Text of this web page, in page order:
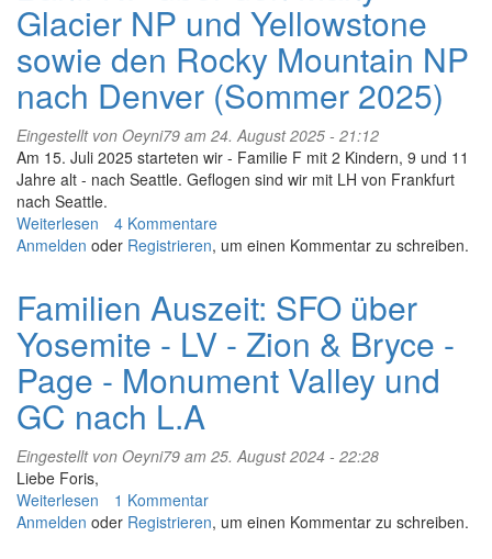
Glacier NP und Yellowstone
sowie den Rocky Mountain NP
nach Denver (Sommer 2025)
Eingestellt von Oeyni79 am 24. August 2025 - 21:12
Am 15. Juli 2025 starteten wir - Familie F mit 2 Kindern, 9 und 11
Jahre alt - nach Seattle. Geflogen sind wir mit LH von Frankfurt
nach Seattle.
Weiterlesen über
Von
Vancouver
und
Banff
NP
über
den
Glacier
und
Yellowstone
4 Kommentare
Anmelden oder Registrieren, um einen Kommentar zu schreiben.
Familien Auszeit: SFO über
Yosemite - LV - Zion & Bryce -
Page - Monument Valley und
GC nach L.A
Eingestellt von Oeyni79 am 25. August 2024 - 22:28
Liebe Foris,
Weiterlesen über
Familien
1 Kommentar
Anmelden oder Registrieren, um einen Kommentar zu schreiben.